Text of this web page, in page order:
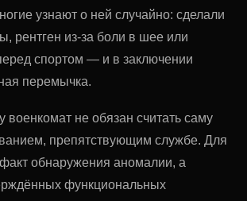
узнают о ней случайно: сделали
рентген из-за боли в шее или
спортом — и в заключении
перемычка.
военкомат не обязан считать саму
препятствующим службе. Для
обнаружения аномалии, а
функциональных